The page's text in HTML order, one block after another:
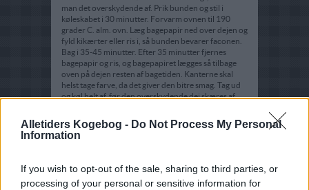
Alletiders Kogebog - Do Not Process My Personal
Information
If you wish to opt-out of the sale, sharing to third parties, or
processing of your personal or sensitive information for
man det overskydende af. Prik bunden og stil i
køleskabet i 30 minutter. Forvarm ovnen til 190
grader C. alm. ovn. Læg bagepapir ned over dejen og
fyld kikærter eller ris i, så bunden bevarer faconen.
Bag i 35-45 minutter. Efter 35 minutter fjernes
bagepapir og ris, og bagepapiret lægges så tilbage
oven på dejen resten af bagetiden. Kanterne skal
helst tage farve, da det giver den bitre smag. Tag ud
og køl helt af, før den overskydende dej skæres af.
Mascarponecremen:
Bland mascarpone med yoghurt og 25 g af sukkeret.
Skrab vaniljekornene ud og bland i. Pisk det godt
cremen piskes eventuelt endnu tykkere. Hæld ned i
mørdejsbunden. Nip jordbærrene og læg dem